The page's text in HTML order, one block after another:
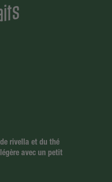
rivella et du thé
avec un petit
Dose zu dir nach Hause!